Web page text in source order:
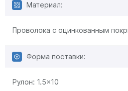
Материал:
Проволока с оцинкованным
Форма поставки:
Рулон: 1.5x10